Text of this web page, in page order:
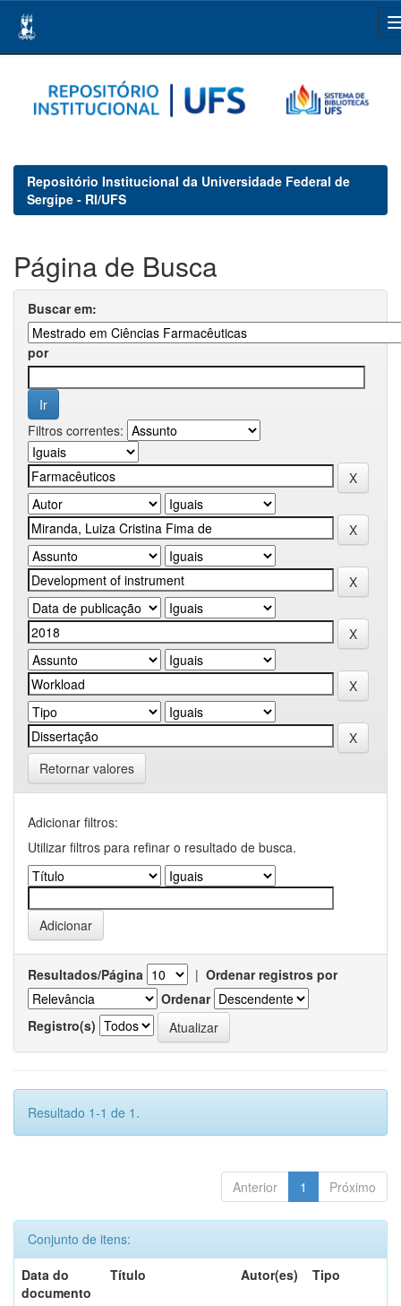
navigation
Repositório Institucional da Universidade Federal de
Sergipe - RI/UFS
Página de Busca
Buscar em:
por
Filtros correntes:
Retornar valores
Adicionar filtros:
Utilizar filtros para refinar o resultado de busca.
Resultados/Página | Ordenar registros por
Ordenar
Registro(s)
Resultado 1-1 de 1.
Anterior 1 Próximo
Conjunto de itens:
Data do
documento
Título Autor(es) Tipo